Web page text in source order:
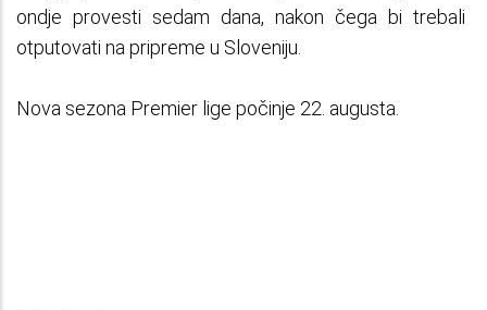
ondje provesti sedam dana, nakon čega bi trebali
otputovati na pripreme u Sloveniju.
Nova sezona Premier lige počinje 22. augusta.